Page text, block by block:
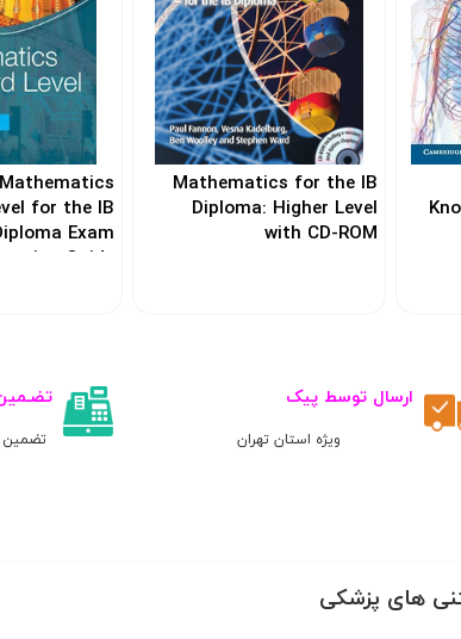
Mathematics for the IB
Diploma: Higher Level
with CD-ROM
for the IB
Exam
Guide
ارسال توسط پیک
ویژه استان تهران
های پزشکی